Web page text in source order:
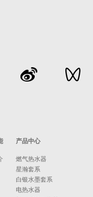
产品中心
燃气热水器
星瀚套系
白银水墨套系
电热水器